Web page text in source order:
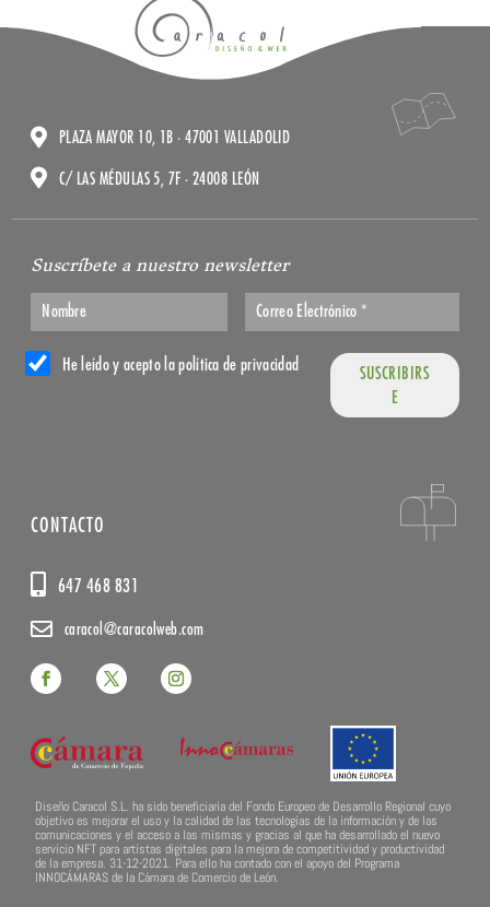
PLAZA MAYOR 10, 1B · 47001 VALLADOLID
C/ LAS MÉDULAS 5, 7F · 24008 LEÓN
Suscríbete a nuestro newsletter
He leído y acepto la política de privacidad
CONTACTO
647 468 831
caracol@caracolweb.com
Diseño Caracol S.L. ha sido beneficiaria del Fondo Europeo de Desarrollo Regional cuyo
objetivo es mejorar el uso y la calidad de las tecnologías de la información y de las
comunicaciones y el acceso a las mismas y gracias al que ha desarrollado el nuevo
servicio NFT para artistas digitales para la mejora de competitividad y productividad
de la empresa. 31-12-2021. Para ello ha contado con el apoyo del Programa
INNOCÁMARAS de la Cámara de Comercio de León.